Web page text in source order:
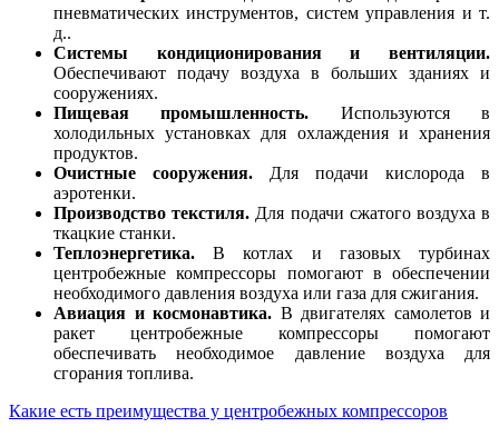
пневматических инструментов, систем управления и т.
д..
Системы кондиционирования и вентиляции.
Обеспечивают подачу воздуха в больших зданиях и
сооружениях.
Пищевая промышленность. Используются в
холодильных установках для охлаждения и хранения
продуктов.
Очистные сооружения. Для подачи кислорода в
аэротенки.
Производство текстиля. Для подачи сжатого воздуха в
ткацкие станки.
Теплоэнергетика. В котлах и газовых турбинах
центробежные компрессоры помогают в обеспечении
необходимого давления воздуха или газа для сжигания.
Авиация и космонавтика. В двигателях самолетов и
ракет центробежные компрессоры помогают
обеспечивать необходимое давление воздуха для
сгорания топлива.
Какие есть преимущества у центробежных компрессоров